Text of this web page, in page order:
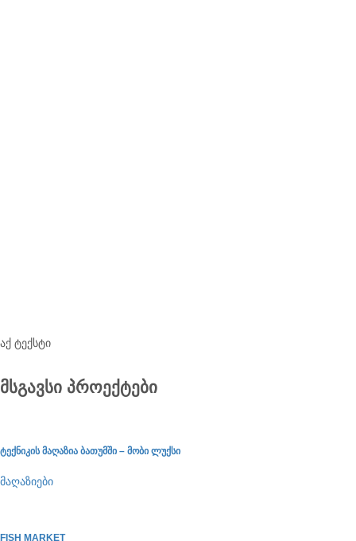
აქ ტექსტი
მსგავსი პროექტები
ტექნიკის მაღაზია ბათუმში – მობი ლუქსი
მაღაზიები
FISH MARKET